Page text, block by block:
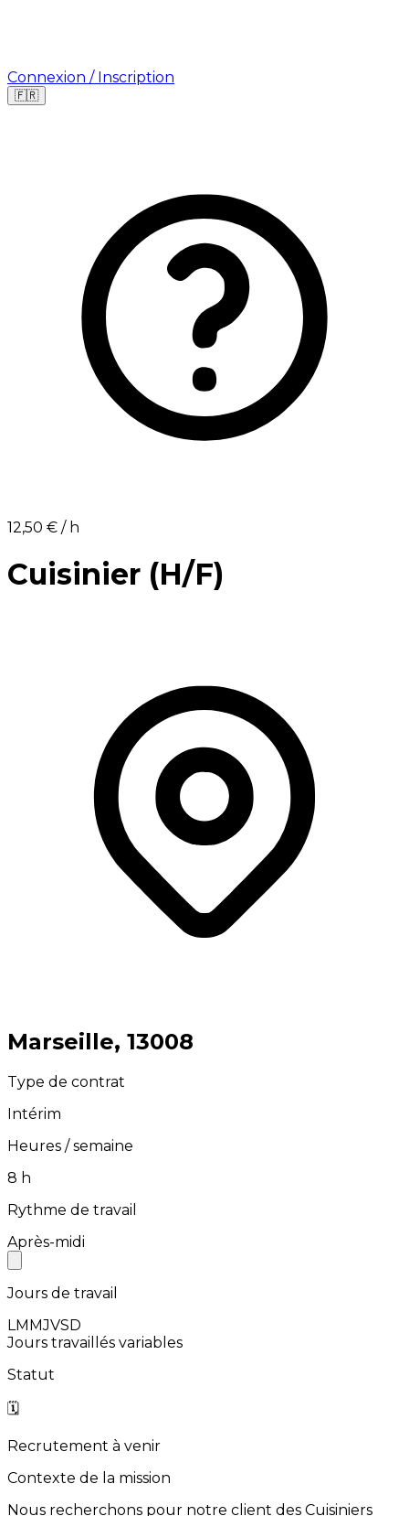
Connexion / Inscription
🇫🇷
12,50 €⁩ / h
Cuisinier (H/F)
⁨Marseille⁩, ⁨13008⁩
Type de contrat
Intérim
Heures / semaine
⁨8⁩ h
Rythme de travail
Après-midi
Jours de travail
LMMJVSD
Jours travaillés variables
Statut
🗓️
Recrutement à venir
Contexte de la mission
Nous recherchons pour notre client des Cuisiniers